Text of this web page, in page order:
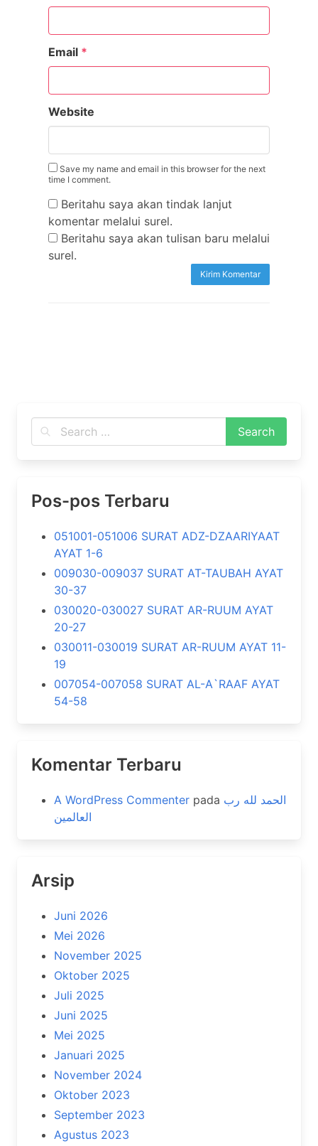
Email *
Website
Save my name and email in this browser for the next
time I comment.
Beritahu saya akan tindak lanjut
komentar melalui surel.
Beritahu saya akan tulisan baru melalui
surel.
Pos-pos Terbaru
051001-051006 SURAT ADZ-DZAARIYAAT
AYAT 1-6
009030-009037 SURAT AT-TAUBAH AYAT
30-37
030020-030027 SURAT AR-RUUM AYAT
20-27
030011-030019 SURAT AR-RUUM AYAT 11-
19
007054-007058 SURAT AL-A`RAAF AYAT
54-58
Komentar Terbaru
A WordPress Commenter pada الحمد لله رب
العالمين
Arsip
Juni 2026
Mei 2026
November 2025
Oktober 2025
Juli 2025
Juni 2025
Mei 2025
Januari 2025
November 2024
Oktober 2023
September 2023
Agustus 2023